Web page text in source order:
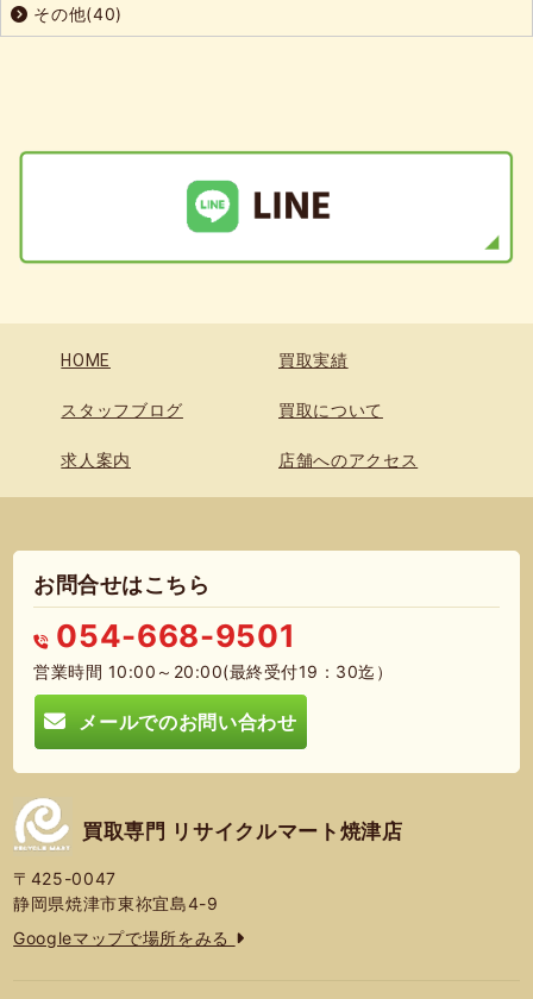
その他(40)
HOME 買取実績
スタッフブログ 買取について
求人案内 店舗へのアクセス
お問合せはこちら
054-668-9501
営業時間 10:00～20:00(最終受付19：30迄）
メールでのお問い合わせ
買取専門 リサイクルマート焼津店
〒425-0047
静岡県焼津市東祢宜島4-9
Googleマップで場所をみる